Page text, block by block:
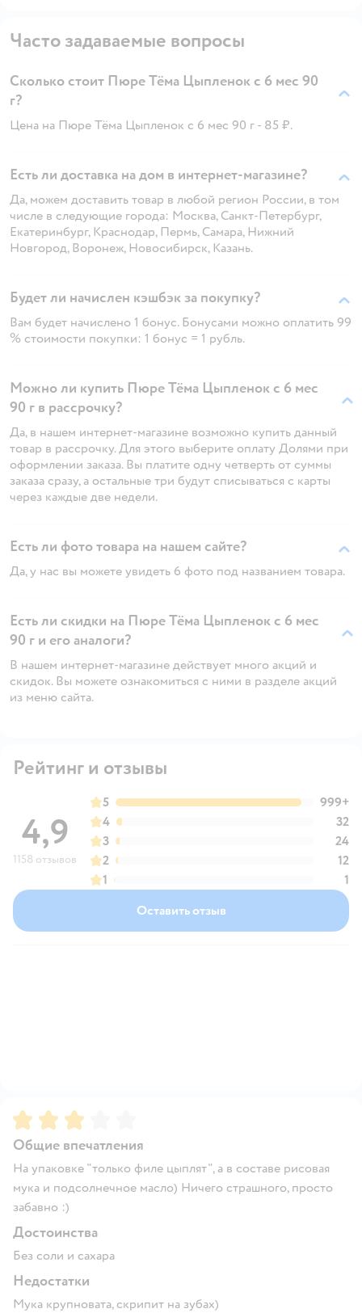
Часто задаваемые вопросы
Сколько стоит Пюре Тёма Цыпленок с 6 мес 90
г?
Цена на Пюре Тёма Цыпленок с 6 мес 90 г - 85 ₽.
Есть ли доставка на дом в интернет-магазине?
Да, можем доставить товар в любой регион России, в том
числе в следующие города: Москва, Санкт-Петербург,
Екатеринбург, Краснодар, Пермь, Самара, Нижний
Новгород, Воронеж, Новосибирск, Казань.
Будет ли начислен кэшбэк за покупку?
Вам будет начислено 1 бонус. Бонусами можно оплатить 99
% стоимости покупки: 1 бонус = 1 рубль.
Можно ли купить Пюре Тёма Цыпленок с 6 мес
90 г в рассрочку?
Да, в нашем интернет-магазине возможно купить данный
товар в рассрочку. Для этого выберите оплату Долями при
оформлении заказа. Вы платите одну четверть от суммы
заказа сразу, а остальные три будут списываться с карты
через каждые две недели.
Есть ли фото товара на нашем сайте?
Да, у нас вы можете увидеть 6 фото под названием товара.
Есть ли скидки на Пюре Тёма Цыпленок с 6 мес
90 г и его аналоги?
В нашем интернет-магазине действует много акций и
скидок. Вы можете ознакомиться с ними в разделе акций
из меню сайта.
Рейтинг и отзывы
4,9
1158 отзывов
5
999+
4
32
3
24
2
12
1
1
Оставить отзыв
Рейтинг:3
Общие впечатления
На упаковке "только филе цыплят", а в составе рисовая
мука и подсолнечное масло) Ничего страшного, просто
забавно :)
Достоинства
Без соли и сахара
Недостатки
Мука крупновата, скрипит на зубах)